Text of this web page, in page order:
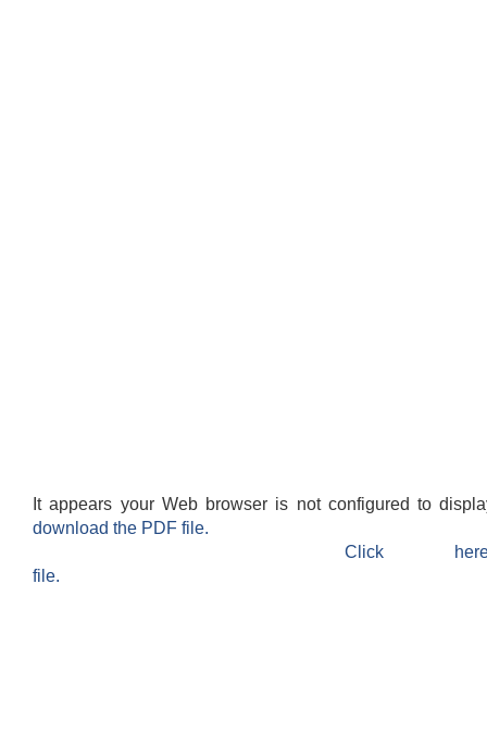
It appears your Web browser is not configured to
download the PDF file.
Click
file.